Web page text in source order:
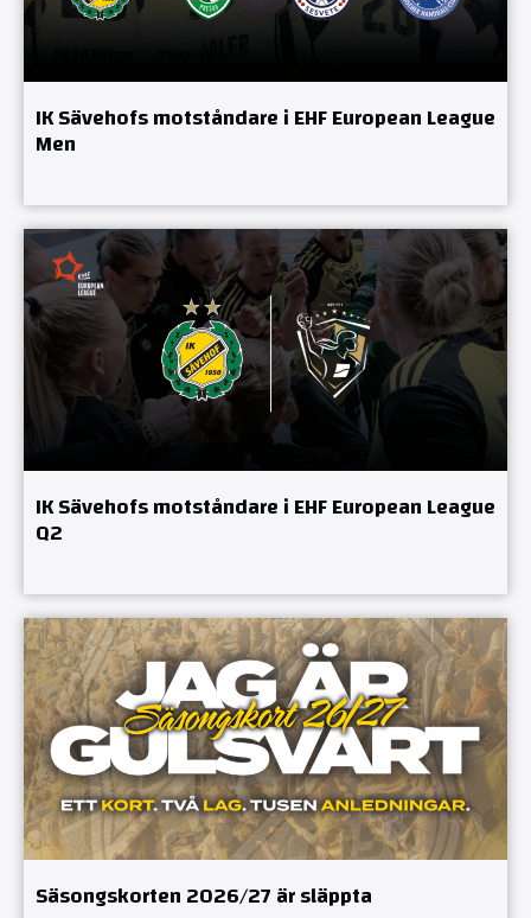
IK Sävehofs motståndare i EHF European League
Men
IK Sävehofs motståndare i EHF European League
Q2
Säsongskorten 2026/27 är släppta